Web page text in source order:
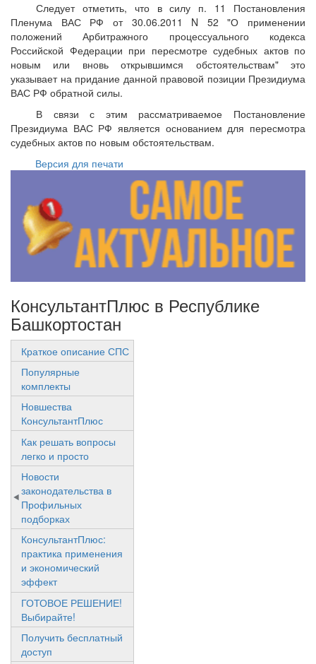
Следует отметить, что в силу п. 11 Постановления
Пленума ВАС РФ от 30.06.2011 N 52 "О применении
положений Арбитражного процессуального кодекса
Российской Федерации при пересмотре судебных актов по
новым или вновь открывшимся обстоятельствам" это
указывает на придание данной правовой позиции Президиума
ВАС РФ обратной силы.
В связи с этим рассматриваемое Постановление
Президиума ВАС РФ является основанием для пересмотра
судебных актов по новым обстоятельствам.
Версия для печати
КонсультантПлюс в Республике
Башкортостан
Краткое описание СПС
Популярные
комплекты
Новшества
КонсультантПлюс
Как решать вопросы
легко и просто
Новости
законодательства в
Профильных
подборках
КонсультантПлюс:
практика применения
и экономический
эффект
ГОТОВОЕ РЕШЕНИЕ!
Выбирайте!
Получить бесплатный
доступ